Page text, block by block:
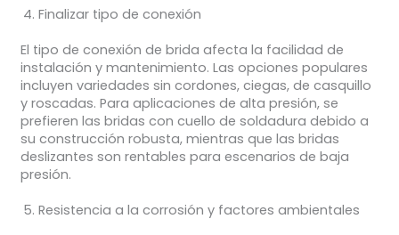
Finalizar tipo de conexión
El tipo de conexión de brida afecta la facilidad de
instalación y mantenimiento. Las opciones populares
incluyen variedades sin cordones, ciegas, de casquillo
y roscadas. Para aplicaciones de alta presión, se
prefieren las bridas con cuello de soldadura debido a
su construcción robusta, mientras que las bridas
deslizantes son rentables para escenarios de baja
presión.
Resistencia a la corrosión y factores ambientales